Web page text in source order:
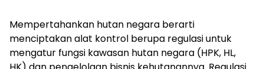
Mempertahankan hutan negara berarti
menciptakan alat kontrol berupa regulasi untuk
mengatur fungsi kawasan hutan negara (HPK, HL,